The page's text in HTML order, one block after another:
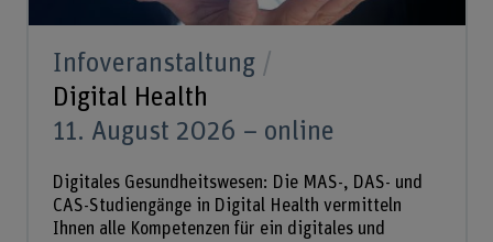
Infoveranstaltung
Digital Health
11. August 2026 – online
Digitales Gesundheitswesen: Die MAS-, DAS- und
CAS-Studiengänge in Digital Health vermitteln
Ihnen alle Kompetenzen für ein digitales und